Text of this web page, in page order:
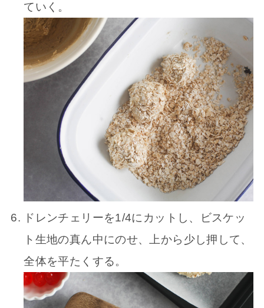
ていく。
ドレンチェリーを1/4にカットし、ビスケッ
ト生地の真ん中にのせ、上から少し押して、
全体を平たくする。